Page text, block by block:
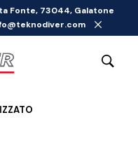
Fonte, 73044, Galatone